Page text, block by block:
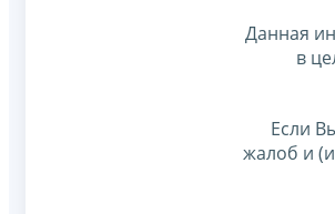
Данная
в
Если
жалоб и